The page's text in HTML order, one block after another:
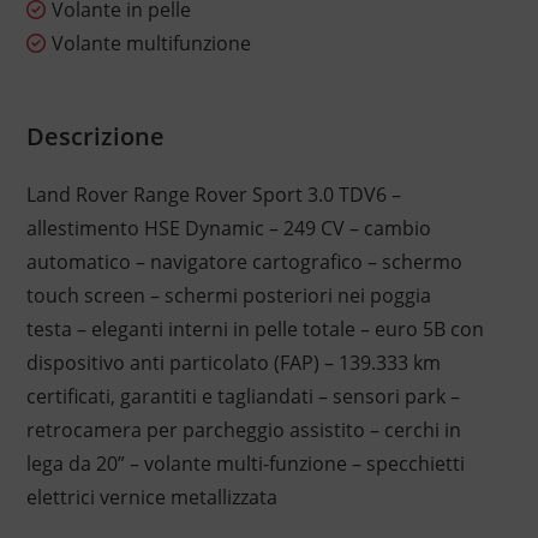
Volante in pelle
Volante multifunzione
Descrizione
Land Rover Range Rover Sport 3.0 TDV6 –
allestimento HSE Dynamic – 249 CV – cambio
automatico – navigatore cartografico – schermo
touch screen – schermi posteriori nei poggia
testa – eleganti interni in pelle totale – euro 5B con
dispositivo anti particolato (FAP) – 139.333 km
certificati, garantiti e tagliandati – sensori park –
retrocamera per parcheggio assistito – cerchi in
lega da 20” – volante multi-funzione – specchietti
elettrici vernice metallizzata